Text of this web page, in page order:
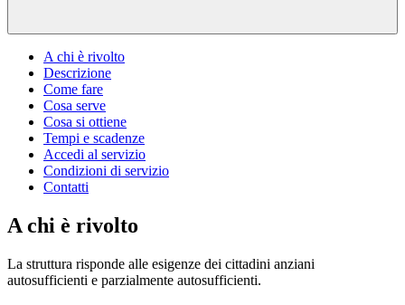
A chi è rivolto
Descrizione
Come fare
Cosa serve
Cosa si ottiene
Tempi e scadenze
Accedi al servizio
Condizioni di servizio
Contatti
A chi è rivolto
La struttura risponde alle esigenze dei cittadini anziani
autosufficienti e parzialmente autosufficienti.